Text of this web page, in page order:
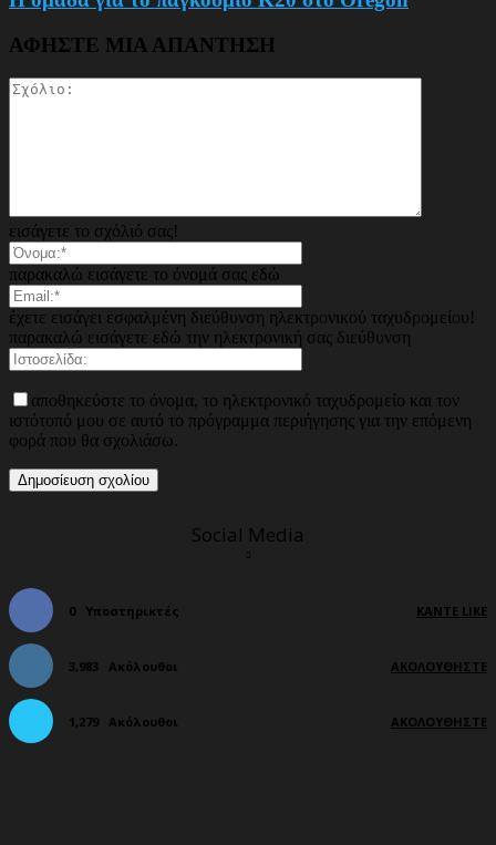
ΑΦΗΣΤΕ ΜΙΑ ΑΠΑΝΤΗΣΗ
εισάγετε το σχόλιό σας!
παρακαλώ εισάγετε το όνομά σας εδώ
έχετε εισάγει εσφαλμένη διεύθυνση ηλεκτρονικού ταχυδρομείου!
παρακαλώ εισάγετε εδώ την ηλεκτρονική σας διεύθυνση
αποθηκεύστε το όνομα, το ηλεκτρονικό ταχυδρομείο και τον
ιστότοπό μου σε αυτό το πρόγραμμα περιήγησης για την επόμενη
φορά που θα σχολιάσω.
Social Media
0 Υποστηρικτές ΚΆΝΤΕ LIKE
3,983 Ακόλουθοι ΑΚΟΛΟΥΘΉΣΤΕ
1,279 Ακόλουθοι ΑΚΟΛΟΥΘΉΣΤΕ